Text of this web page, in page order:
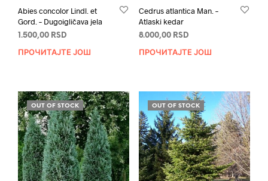
Abies concolor Lindl. et
Gord. – Dugoigličava jela
1.500,00 RSD
ПРОЧИТАЈТЕ ЈОШ
Cedrus atlantica Man. –
Atlaski kedar
8.000,00 RSD
ПРОЧИТАЈТЕ ЈОШ
OUT OF STOCK OUT OF STOCK